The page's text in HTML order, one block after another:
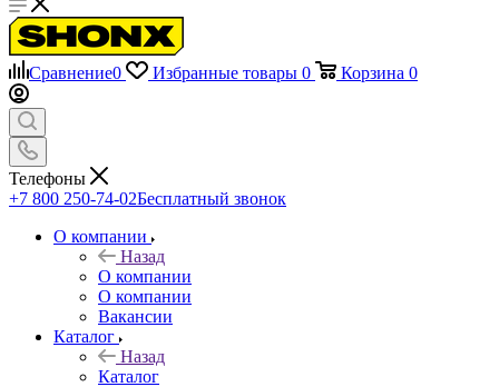
Сравнение0 Избранные товары 0 Корзина 0
Телефоны
+7 800 250-74-02Бесплатный звонок
О компании
Назад
О компании
О компании
Вакансии
Каталог
Назад
Каталог